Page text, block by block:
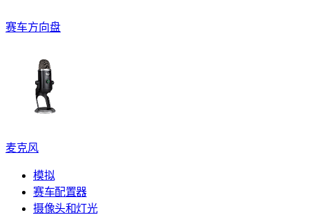
赛车方向盘
麦克风
模拟
赛车配置器
摄像头和灯光